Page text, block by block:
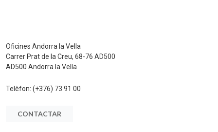
Oficines Andorra la Vella
Carrer Prat de la Creu, 68-76 AD500
AD500 Andorra la Vella
Telèfon: (+376) 73 91 00
CONTACTAR